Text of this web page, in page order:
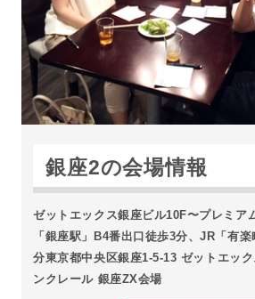
銀座2の会場情報
ゼットエックス銀座ビル10F〜プレミア
「銀座駅」B4番出口徒歩3分、JR「有
分東京都中央区銀座1-5-13 ゼットエッ
ンクレール 銀座ZX会場